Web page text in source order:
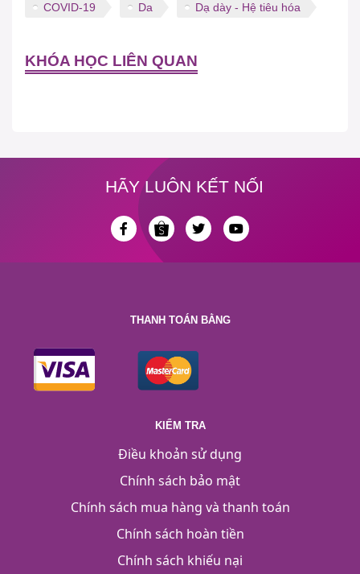
COVID-19 Da Dạ dày - Hệ tiêu hóa
KHÓA HỌC LIÊN QUAN
HÃY LUÔN KẾT NỐI
THANH TOÁN BẰNG
KIỂM TRA
Điều khoản sử dụng
Chính sách bảo mật
Chính sách mua hàng và thanh toán
Chính sách hoàn tiền
Chính sách khiếu nại